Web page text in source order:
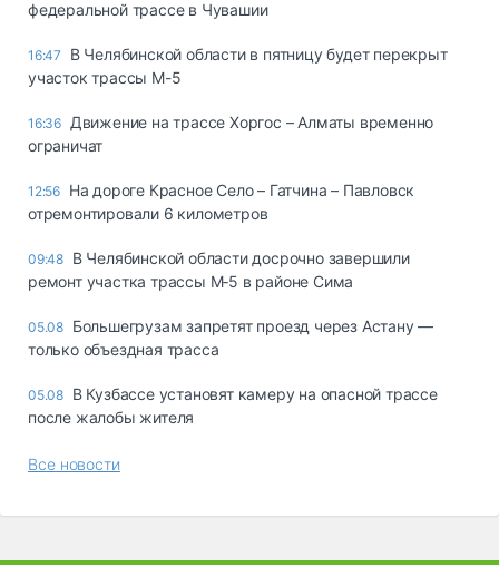
федеральной трассе в Чувашии
16:47
В Челябинской области в пятницу будет перекрыт
участок трассы М-5
16:36 Движение на трассе Хоргос – Алматы временно
ограничат
12:56 На дороге Красное Село – Гатчина – Павловск
отремонтировали 6 километров
09:48 В Челябинской области досрочно завершили
ремонт участка трассы М‑5 в районе Сима
05.08 Большегрузам запретят проезд через Астану —
только объездная трасса
05.08 В Кузбассе установят камеру на опасной трассе
после жалобы жителя
Все новости